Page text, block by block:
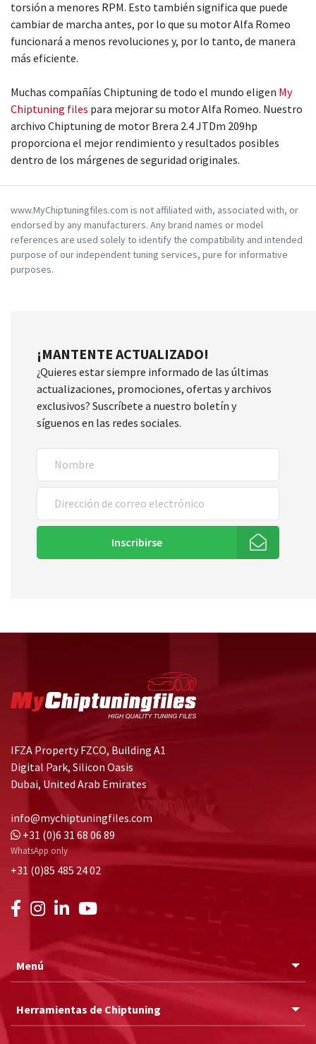
torsión a menores RPM. Esto también significa que puede
cambiar de marcha antes, por lo que su motor Alfa Romeo
funcionará a menos revoluciones y, por lo tanto, de manera
más eficiente.
Muchas compañías Chiptuning de todo el mundo eligen My
Chiptuning files para mejorar su motor Alfa Romeo. Nuestro
archivo Chiptuning de motor Brera 2.4 JTDm 209hp
proporciona el mejor rendimiento y resultados posibles
dentro de los márgenes de seguridad originales.
www.MyChiptuningfiles.com is not affiliated with, associated with, or
endorsed by any manufacturers. Any brand names or model
references are used solely to identify the compatibility and intended
purpose of our independent tuning services, pure for informative
purposes.
¡MANTENTE ACTUALIZADO!
¿Quieres estar siempre informado de las últimas
actualizaciones, promociones, ofertas y archivos
exclusivos? Suscríbete a nuestro boletín y
síguenos en las redes sociales.
Inscribirse
IFZA Property FZCO, Building A1
Digital Park, Silicon Oasis
Dubai, United Arab Emirates
info@mychiptuningfiles.com
+31 (0)6 31 68 06 89
WhatsApp only
+31 (0)85 485 24 02
Menú
Herramientas de Chiptuning